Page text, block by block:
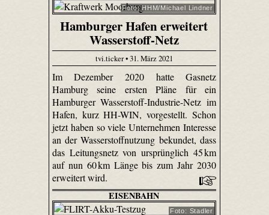
Foto: HHM/Michael Lindner
Hamburger Hafen erweitert
Wasserstoff-Netz
tvi.ticker • 31. März 2021
Im Dezember 2020 hatte Gasnetz
Hamburg seine ersten Pläne für ein
Hamburger Wasserstoff-Industrie-Netz im
Hafen, kurz HH-WIN, vorgestellt. Schon
jetzt haben so viele Unternehmen Interesse
an der Wasserstoffnutzung bekundet, dass
das Leitungsnetz von ursprünglich 45 km
auf nun 60 km Länge bis zum Jahr 2030
erweitert wird.
EISENBAHN
Foto: Stadler